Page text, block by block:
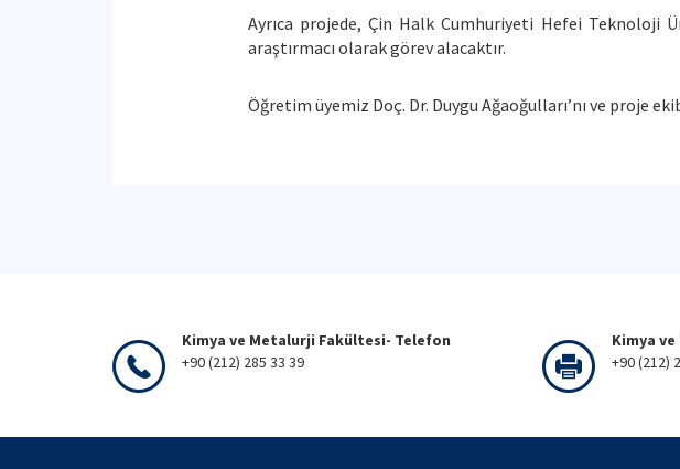
Ayrıca projede, Çin Halk Cumhuriyeti Hefei Teknoloji
araştırmacı olarak görev alacaktır.
Öğretim üyemiz Doç. Dr. Duygu Ağaoğulları’nı ve proje
Kimya ve Metalurji Fakültesi- Telefon
+90 (212) 285 33 39
Kimya
+90 (212)